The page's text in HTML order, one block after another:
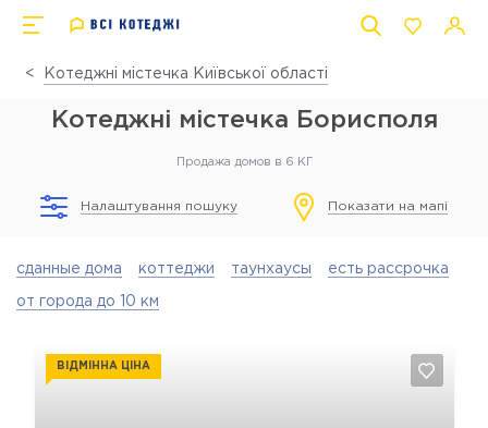
Котеджні містечка Київської області
Котеджні містечка Борисполя
Продажа домов в 6 КГ
Налаштування пошуку Показати на мапі
сданные дома коттеджи таунхаусы есть рассрочка
от города до 10 км
ВІДМІННА ЦІНА